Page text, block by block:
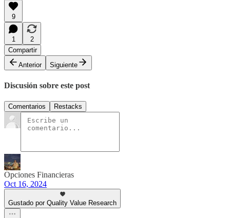
9
1
2
Compartir
Anterior
Siguiente
Discusión sobre este post
Comentarios Restacks
Opciones Financieras
Oct 16, 2024
Gustado por Quality Value Research